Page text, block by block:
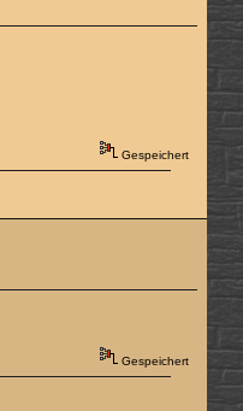
Gespeichert
Gespeichert